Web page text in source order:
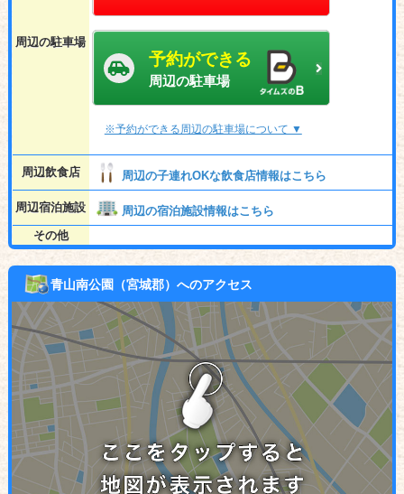
周辺の駐車場
予約ができる
周辺の駐車場
※予約ができる周辺の駐車場について ▼
周辺飲食店 周辺の子連れOKな飲食店情報はこちら
周辺宿泊施設
周辺の宿泊施設情報はこちら
その他
青山南公園（宮城郡）へのアクセス